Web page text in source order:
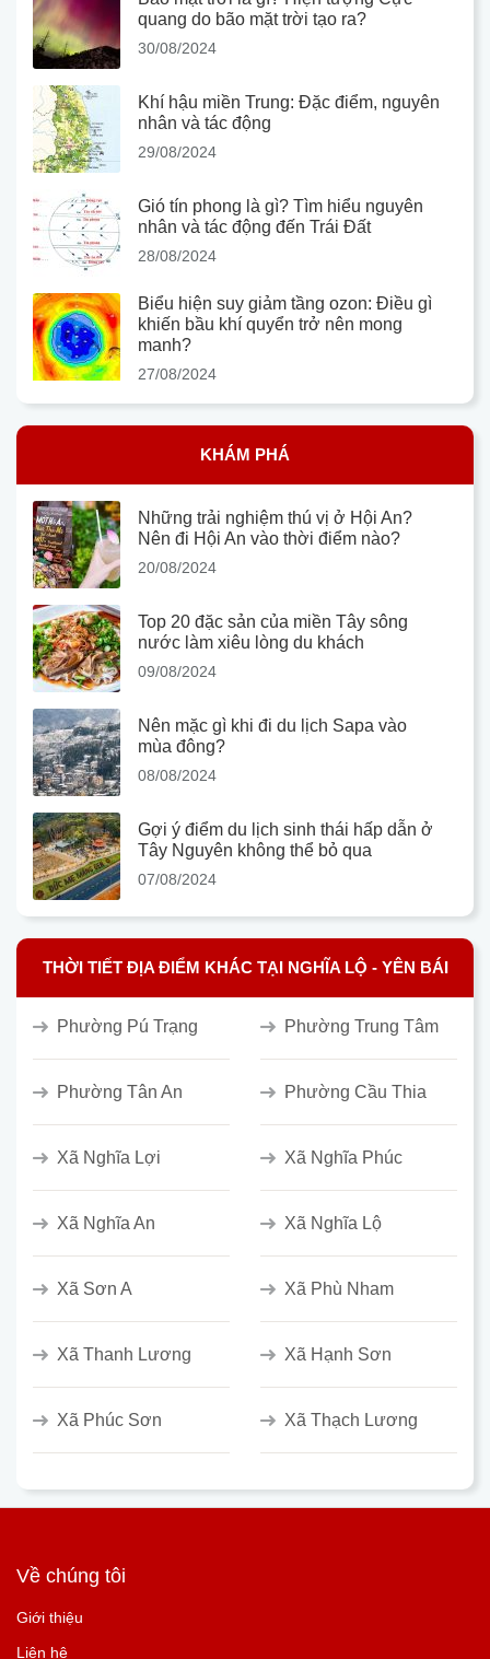
quang do bão mặt trời tạo ra?
30/08/2024
Khí hậu miền Trung: Đặc điểm, nguyên
nhân và tác động
29/08/2024
Gió tín phong là gì? Tìm hiểu nguyên
nhân và tác động đến Trái Đất
28/08/2024
Biểu hiện suy giảm tầng ozon: Điều gì
khiến bầu khí quyển trở nên mong
manh?
27/08/2024
KHÁM PHÁ
Những trải nghiệm thú vị ở Hội An?
Nên đi Hội An vào thời điểm nào?
20/08/2024
Top 20 đặc sản của miền Tây sông
nước làm xiêu lòng du khách
09/08/2024
Nên mặc gì khi đi du lịch Sapa vào
mùa đông?
08/08/2024
Gợi ý điểm du lịch sinh thái hấp dẫn ở
Tây Nguyên không thể bỏ qua
07/08/2024
THỜI TIẾT ĐỊA ĐIỂM KHÁC TẠI NGHĨA LỘ - YÊN BÁI
Phường Pú Trạng Phường Trung Tâm
Phường Tân An Phường Cầu Thia
Xã Nghĩa Lợi Xã Nghĩa Phúc
Xã Nghĩa An Xã Nghĩa Lộ
Xã Sơn A Xã Phù Nham
Xã Thanh Lương Xã Hạnh Sơn
Xã Phúc Sơn Xã Thạch Lương
Về chúng tôi
Giới thiệu
Liên hệ